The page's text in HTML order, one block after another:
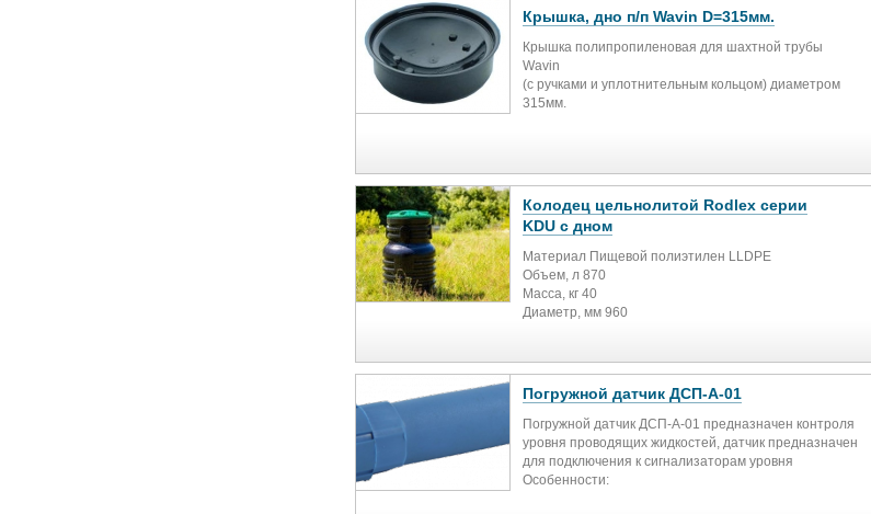
Крышка, дно п/п Wavin D=315мм.
Крышка полипропиленовая для шахтной трубы
Wavin
(с ручками и уплотнительным кольцом) диаметром
315мм.
Колодец цельнолитой Rodlex серии
KDU с дном
Материал Пищевой полиэтилен LLDPE
Объем, л 870
Масса, кг 40
Диаметр, мм 960
Технологические отверстия Универсальные
посадочные площадки для ввода и вывода труб, 8 шт.
Пластиковый колодец дренажный, смотровой
РОДЛЕКС™ серии КДУ специальной конструкции для
реконструкции и строительства наружных
инженерных сетей.
Погружной датчик ДСП-А-01
Погружной датчик ДСП-А-01 предназначен контроля
уровня проводящих жидкостей, датчик предназначен
для подключения к сигнализаторам уровня
Особенности: